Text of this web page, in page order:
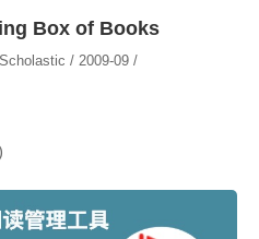
Box of Books
/ 2009-09 /